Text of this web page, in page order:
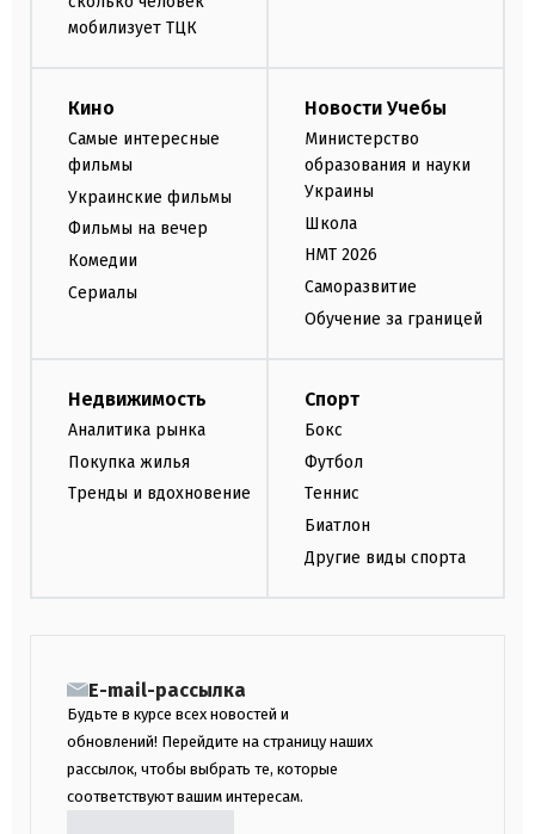
мобилизует ТЦК
Кино
Самые интересные
фильмы
Украинские фильмы
Фильмы на вечер
Комедии
Сериалы
Новости Учебы
Министерство
образования и науки
Украины
Школа
НМТ 2026
Саморазвитие
Обучение за границей
Недвижимость
Аналитика рынка
Покупка жилья
Тренды и вдохновение
Спорт
Бокс
Футбол
Теннис
Биатлон
Другие виды спорта
E-mail-рассылка
Будьте в курсе всех новостей и
обновлений! Перейдите на страницу наших
рассылок, чтобы выбрать те, которые
соответствуют вашим интересам.